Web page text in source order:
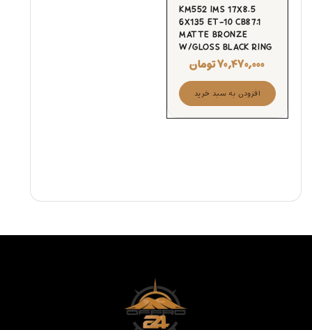
KM552 IMS 17X8.5
6X135 ET-10 CB87.1
MATTE BRONZE
W/GLOSS BLACK RING
۷۰,۴۷۰,۰۰۰تومان
افزودن به سبد خرید